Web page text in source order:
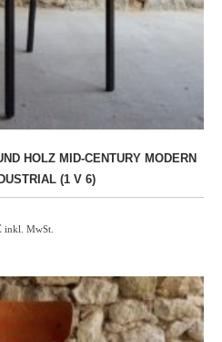
HOLZ MID-CENTURY MODERN
(1 V 6)
inkl. MwSt.